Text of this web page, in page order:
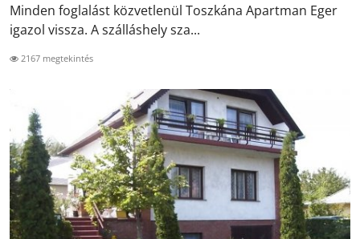
Minden foglalást közvetlenül Toszkána Apartman Eger
igazol vissza. A szálláshely sza...
2167 megtekintés